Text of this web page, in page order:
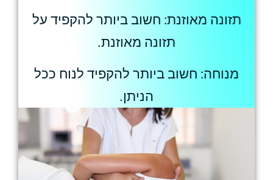
תזונה מאוזנת: חשוב ביותר להקפיד על
תזונה מאוזנת.
מנוחה: חשוב ביותר להקפיד לנוח ככל
הניתן.